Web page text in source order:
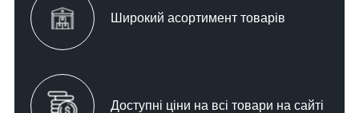
Широкий асортимент товарів
Доступні ціни на всі товари на сайті